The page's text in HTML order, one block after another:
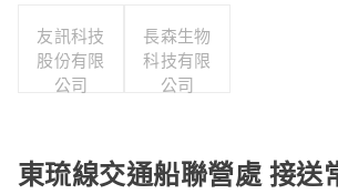
友訊科技
股份有限
公司
長森生物
科技有限
公司
東琉線交通船聯營處 接送